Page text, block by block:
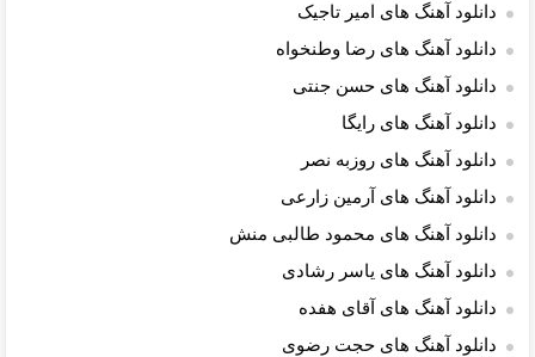
دانلود آهنگ های امیر تاجیک
دانلود آهنگ های رضا وطنخواه
دانلود آهنگ های حسن جنتی
دانلود آهنگ های رایگا
دانلود آهنگ های روزبه نصر
دانلود آهنگ های آرمین زارعی
دانلود آهنگ های محمود طالبی منش
دانلود آهنگ های یاسر رشادی
دانلود آهنگ های آقای هفده
دانلود آهنگ های حجت رضوی